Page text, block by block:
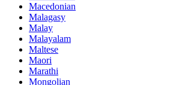
Macedonian
Malagasy
Malay
Malayalam
Maltese
Maori
Marathi
Mongolian